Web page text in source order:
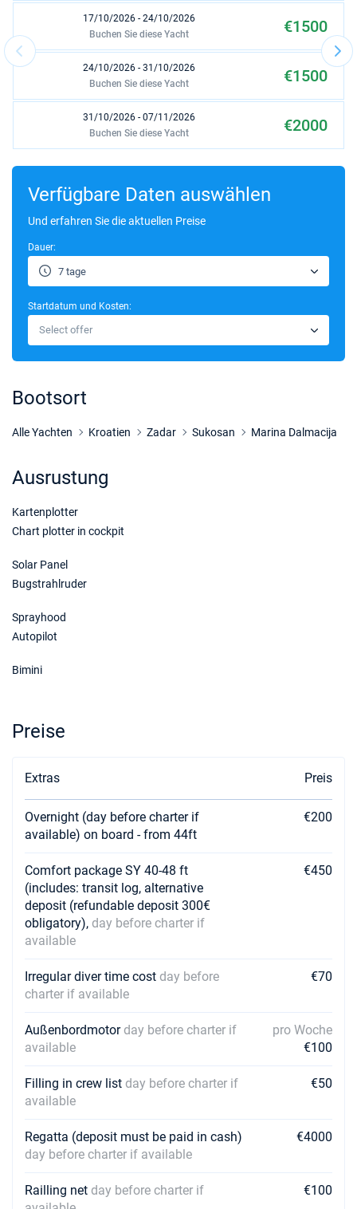
17/10/2026 - 24/10/2026 €1500
Buchen Sie diese Yacht
24/10/2026 - 31/10/2026 €1500
Buchen Sie diese Yacht
31/10/2026 - 07/11/2026 €2000
Buchen Sie diese Yacht
07/11/2026 - 14/11/2026
14/11/2026 - 21/11/2026
€2000
28/11/2026 - 05/12/2026
Buchen Sie diese Yacht
05/12/2026 - 12/12/2026
Buchen Sie diese Yacht
Buchen Sie diese Yacht
Verfügbare Daten auswählen
Und erfahren Sie die aktuellen Preise
Dauer:
7 tage
Startdatum und Kosten:
Select offer
Bootsort
Alle Yachten Kroatien Zadar Sukosan Marina Dalmacija
Ausrustung
Kartenplotter
Chart plotter in cockpit
Solar Panel
Bugstrahlruder
Sprayhood
Autopilot
Bimini
Preise
Extras Preis
Overnight (day before charter if
available) on board - from 44ft
€200
Comfort package SY 40-48 ft
(includes: transit log, alternative
deposit (refundable deposit 300€
obligatory), day before charter if
available
€450
Irregular diver time cost day before
charter if available
€70
Außenbordmotorday before charter if
available
pro Woche
€100
Filling in crew list day before charter if
available
€50
Regatta (deposit must be paid in cash)
day before charter if available
€4000
Railling net day before charter if
€100